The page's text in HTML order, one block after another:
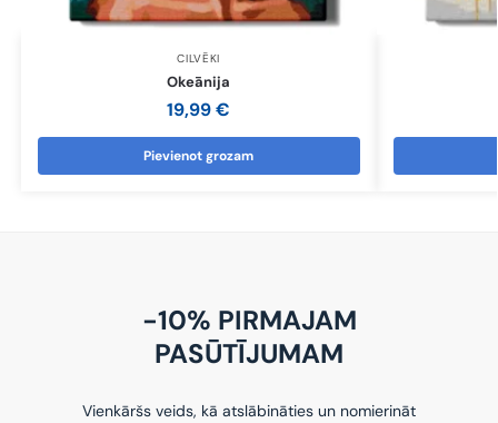
CILVĒKI
Okeānija
19,99€
Pievienot grozam
-10% PIRMAJAM
PASŪTĪJUMAM
Vienkāršs veids, kā atslābināties un nomierināt